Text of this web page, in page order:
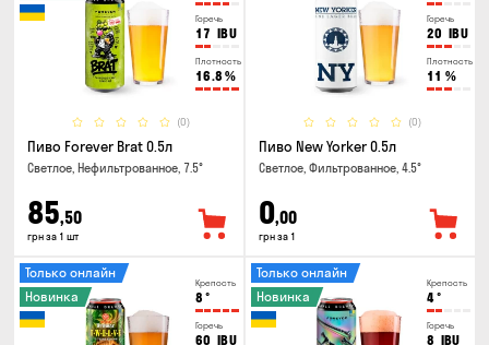
Горечь
17 IBU
Плотность
16.8 %
(0)
Пиво Forever Brat 0.5л
Светлое, Нефильтрованное, 7.5°
85,50
грн за 1 шт
Горечь
20 IBU
Плотность
11 %
(0)
Пиво New Yorker 0.5л
Светлое, Фильтрованное, 4.5°
0,00
грн за 1
Крепость
8 °
Горечь
60 IBU
Только онлайн
Новинка
Крепость
4°
Горечь
8 IBU
Только онлайн
Новинка